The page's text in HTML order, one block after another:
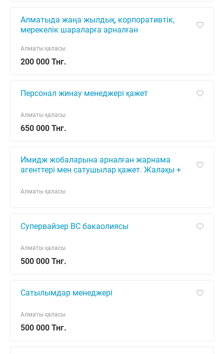
Алматыда жаңа жылдық, корпоративтік,
мерекелік шараларға арналған
200 000 Тнг.
Алматы қаласы
Персонал жинау менеджері қажет
650 000 Тнг.
Алматы қаласы
Имидж жобаларына арналған жарнама
агенттері мен сатушылар қажет. Жалақы +
Алматы қаласы
Супервайзер ВС бакаолиясы
500 000 Тнг.
Алматы қаласы
Сатылымдар менеджері
500 000 Тнг.
Алматы қаласы